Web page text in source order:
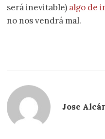
será inevitable) algo de
no nos vendrá mal.
Jose